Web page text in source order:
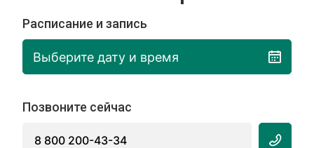
Расписание и запись
Выберите дату и время
Позвоните сейчас
8 800 200-43-34